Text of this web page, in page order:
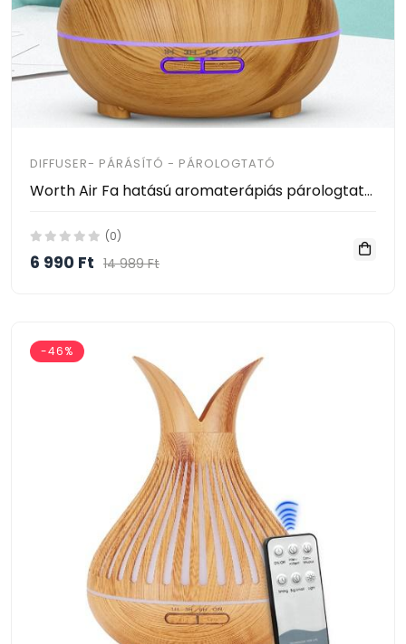
DIFFUSER- PÁRÁSÍTÓ - PÁROLOGTATÓ
Worth Air Fa hatású aromaterápiás párologtató, ultrahangos párásító és illatosító 500ml - távirányítóval
(0)
6 990 Ft 14 989 Ft
-46%